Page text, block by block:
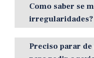
Como saber se
irregularidades?
Preciso parar